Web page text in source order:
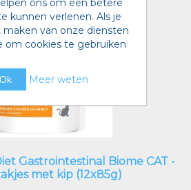
Gastrointestinal Biome CAT -
met kip (12x85g)
ons om een betere
kunnen verlenen. Als je
maken van onze diensten
om cookies te gebruiken
Ok Meer weten